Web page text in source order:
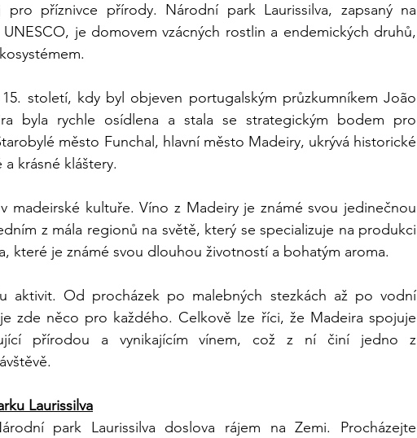
příznivce přírody. Národní park Laurissilva, zapsaný na
je domovem vzácných rostlin a endemických druhů,
století, kdy byl objeven portugalským průzkumníkem João
byla rychle osídlena a stala se strategickým bodem pro
město Funchal, hlavní město Madeiry, ukrývá historické
krásné kláštery.
madeirské kultuře. Víno z Madeiry je známé svou jedinečnou
z mála regionů na světě, který se specializuje na produkci
které je známé svou dlouhou životností a bohatým aroma.
aktivit. Od procházek po malebných stezkách až po vodní
zde něco pro každého. Celkově lze říci, že Madeira spojuje
přírodou a vynikajícím vínem, což z ní činí jedno z
Laurissilva
park Laurissilva doslova rájem na Zemi. Procházejte